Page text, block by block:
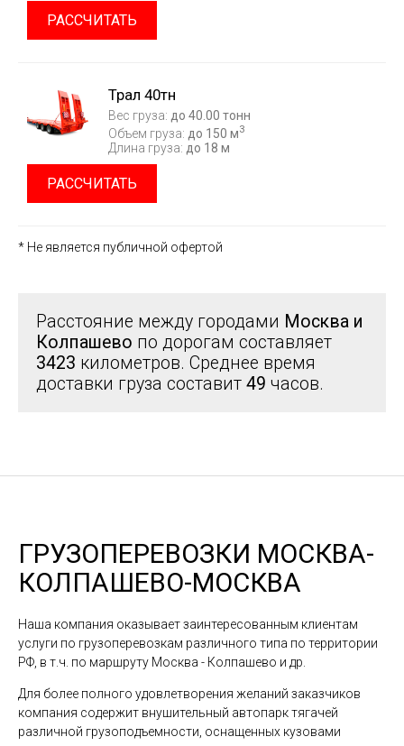
РАССЧИТАТЬ
Трал 40тн
Вес груза: до 40.00 тонн
Объем груза: до 150 м3
Длина груза: до 18 м
РАССЧИТАТЬ
* Не является публичной офертой
Расстояние между городами Москва и
Колпашево по дорогам составляет
3423 километров. Среднее время
доставки груза составит 49 часов.
ГРУЗОПЕРЕВОЗКИ МОСКВА-
КОЛПАШЕВО-МОСКВА
Наша компания оказывает заинтересованным клиентам
услуги по грузоперевозкам различного типа по территории
РФ, в т.ч. по маршруту Москва - Колпашево и др.
Для более полного удовлетворения желаний заказчиков
компания содержит внушительный автопарк тягачей
различной грузоподъемности, оснащенных кузовами